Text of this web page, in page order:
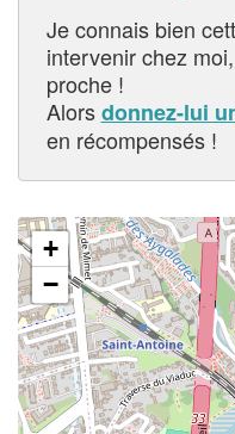
Je connais bien
intervenir chez
proche !
Alorsdonnez-lui
en récompensés !
+
−